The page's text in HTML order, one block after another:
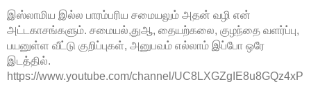
இஸ்லாமிய இல்ல பாரம்பரிய சமையலும் அதன் வழி என்
அட்டகாசங்களும். சமையல்,துஆ, தையற்கலை, குழந்தை வளர்ப்பு,
பயனுள்ள வீட்டு குறிப்புகள், அனுபவம் எல்லாம் இப்போ ஒரே
இடத்தில்.
https://www.youtube.com/channel/UC8LXGZgIE8u8GQz4xP